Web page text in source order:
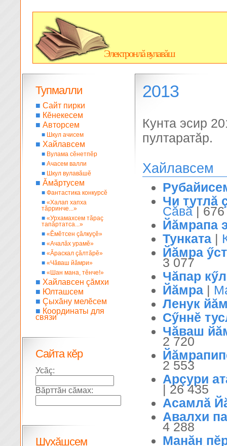
Электронлă вулавăш
2013
Кунта эсир
пултаратăр.
Хайлавсем
Чи тутлă
Сăвă| 676
Йăмрапа
Тунката |
Йăмра
3 077
Чăпар
Йăмра |
Ленук
Сӳннĕ
Чăваш
2 720
2 553
Арçури
| 26 435
Асамлă
Авалхи
4 288
Манăн
Тупмалли
■ Сайт пирки
■ Кĕнекесем
■ Авторсем
■ Шкул ачисем
■ Хайлавсем
■ Вулама сĕнетпĕр
■ Ачасем валли
■ Шкул вулавăшĕ
■ Ăмăртусем
■ Фантастика конкурсĕ
■ «Халап хапха
тăрринче...»
■ «Урхамахсем тăраç
тапăртатса...»
■ «Ĕмĕтсен çăлкуçĕ»
■ «Ачалăх урамĕ»
■ «Ăраскал çăлтăрĕ»
■ «Чăваш йăмри»
■ «Шан мана, тĕнче!»
■ Хайлавсен çăмхи
■ Юлташсем
■ Çыхăну мелĕсем
■ Координаты для
связи
Сайта кĕр
Усăç:
Вăрттăн сăмах:
Шухăшсем